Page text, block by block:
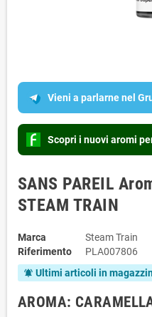
Vieni a parlarne nel
Scopri i nuovi aromi
SANS PAREIL
STEAM TRAIN
Marca
Steam Train
Riferimento
PLA007806
notifications_active Ultimi articoli in
AROMA: